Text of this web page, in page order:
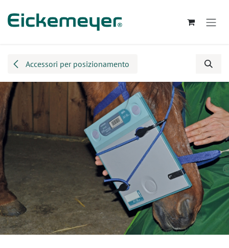
Accessori per posizionamento